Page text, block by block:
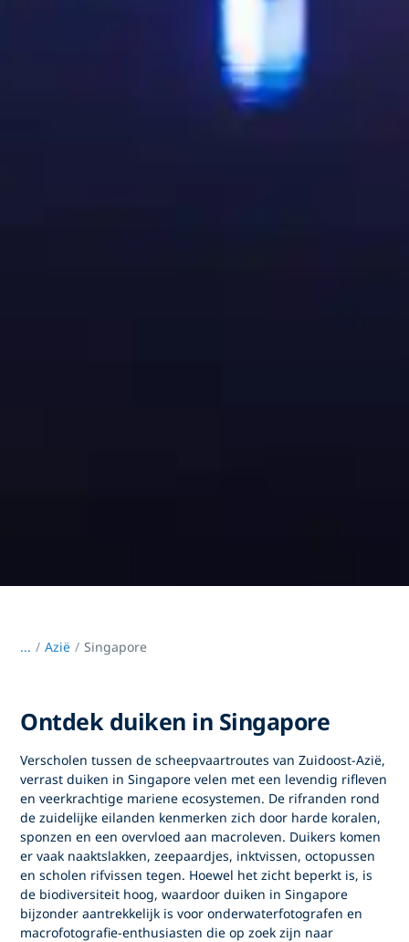
... / Azië Singapore
Ontdek duiken in Singapore
Verscholen tussen de scheepvaartroutes van Zuidoost-Azië,
verrastduiken in Singapore velen met een levendig rifleven
en veerkrachtige mariene ecosystemen. De rifranden rond
de zuidelijke eilanden kenmerken zich door harde koralen,
sponzen en een overvloed aan macroleven. Duikers komen
er vaak naaktslakken, zeepaardjes, inktvissen, octopussen
en scholen rifvissen tegen. Hoewel het zicht beperkt is, is
de biodiversiteit hoog, waardoorduiken in Singapore
bijzonder aantrekkelijk is voor onderwaterfotografen en
macrofotografie-enthusiasten die op zoek zijn naar